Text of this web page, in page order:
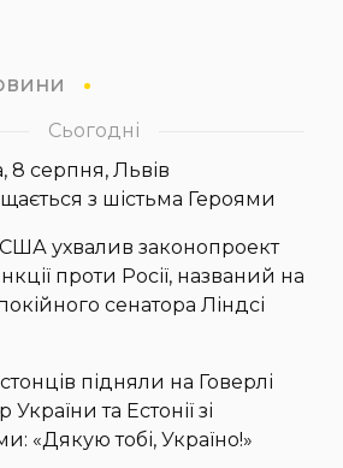
Сьогодні
8 серпня, Львів
з шістьма Героями
ухвалив законопроект
проти Росії, названий на
сенатора Ліндсі
підняли на Говерлі
України та Естонії зі
«Дякую тобі, Україно!»